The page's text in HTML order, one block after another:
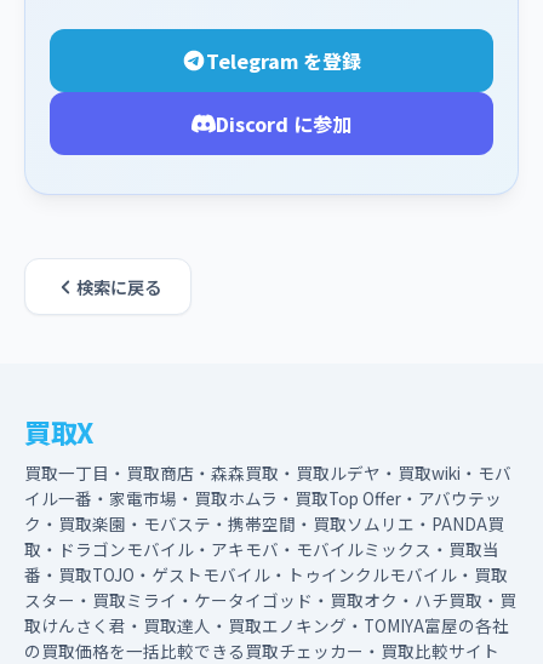
Telegram を登録
Discord に参加
検索に戻る
買取X
買取一丁目・買取商店・森森買取・買取ルデヤ・買取wiki・モバ
イル一番・家電市場・買取ホムラ・買取Top Offer・アバウテッ
ク・買取楽園・モバステ・携帯空間・買取ソムリエ・PANDA買
取・ドラゴンモバイル・アキモバ・モバイルミックス・買取当
番・買取TOJO・ゲストモバイル・トゥインクルモバイル・買取
スター・買取ミライ・ケータイゴッド・買取オク・ハチ買取・買
取けんさく君・買取達人・買取エノキング・TOMIYA富屋の各社
の買取価格を一括比較できる買取チェッカー・買取比較サイト